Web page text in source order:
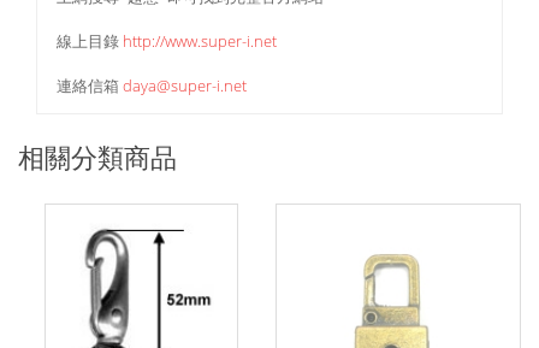
線上目錄 http://www.super-i.net
連絡信箱daya@super-i.net
相關分類商品